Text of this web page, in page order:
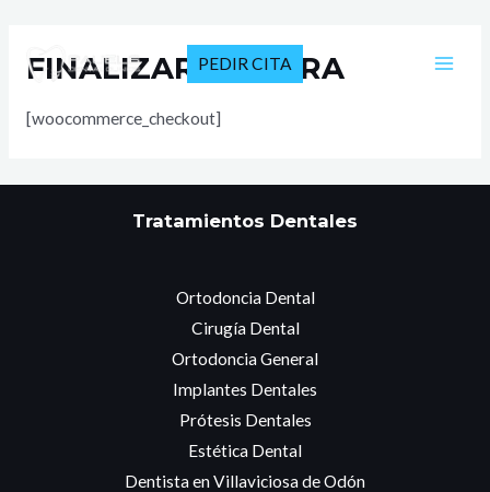
contenido
PEDIR CITA
FINALIZAR COMPRA
[woocommerce_checkout]
Tratamientos Dentales
Ortodoncia Dental
Cirugía Dental
Ortodoncia General
Implantes Dentales
Prótesis Dentales
Estética Dental
Dentista en Villaviciosa de Odón